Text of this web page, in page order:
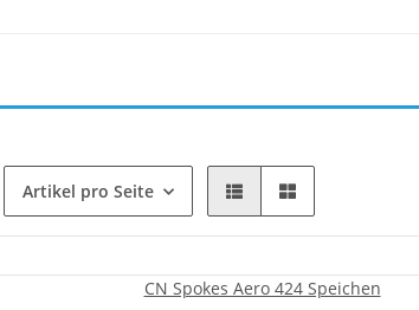
Artikel pro Seite
CN Spokes Aero 424 Speichen